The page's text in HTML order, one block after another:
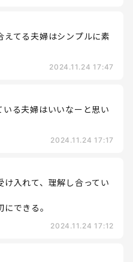
てる夫婦はシンプルに素
2024.11.24 17:47
いる夫婦はいいなーと思い
2024.11.24 17:17
け入れて、理解し合ってい
できる。
2024.11.24 17:12